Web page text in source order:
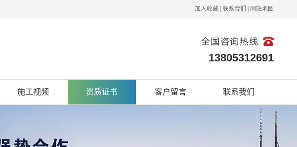
加入收藏 联系我们 网站地图
13805312691
施工视频 资质证书 客户留言 联系我们